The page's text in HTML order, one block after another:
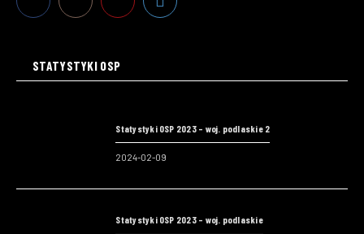
STATYSTYKI OSP
Statystyki OSP 2023 – woj. podlaskie 2
2024-02-09
Statystyki OSP 2023 – woj. podlaskie